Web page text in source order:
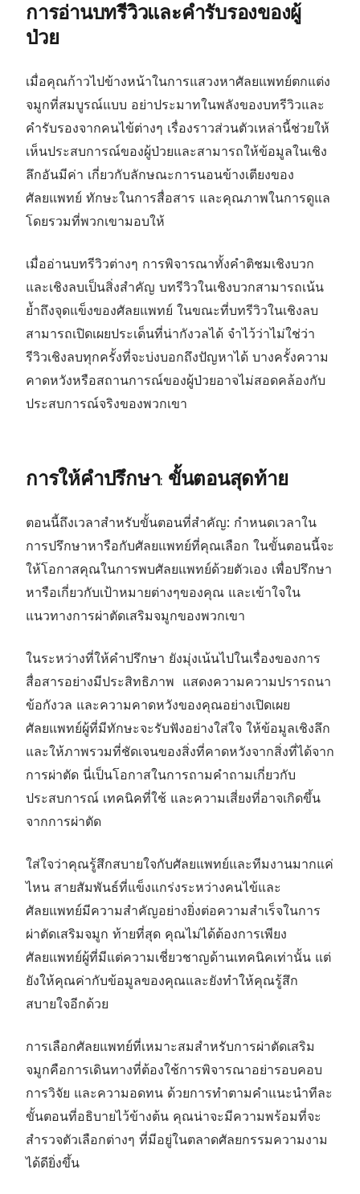
การอ่านบทรีวิวและคำรับรองของผู้
ป่วย
เมื่อคุณก้าวไปข้างหน้าในการแสวงหาศัลยแพทย์ตกแต่ง
จมูกที่สมบูรณ์แบบ อย่าประมาทในพลังของบทรีวิวและ
คำรับรองจากคนไข้ต่างๆ เรื่องราวส่วนตัวเหล่านี้ช่วยให้
เห็นประสบการณ์ของผู้ป่วยและสามารถให้ข้อมูลในเชิง
ลึกอันมีค่า เกี่ยวกับลักษณะการนอนข้างเตียงของ
ศัลยแพทย์ ทักษะในการสื่อสาร และคุณภาพในการดูแล
โดยรวมที่พวกเขามอบให้
เมื่ออ่านบทรีวิวต่างๆ การพิจารณาทั้งคำติชมเชิงบวก
และเชิงลบเป็นสิ่งสำคัญ บทรีวิวในเชิงบวกสามารถเน้น
ย้ำถึงจุดแข็งของศัลยแพทย์ ในขณะที่บทรีวิวในเชิงลบ
สามารถเปิดเผยประเด็นที่น่ากังวลได้ จำไว้ว่าไม่ใช่ว่า
รีวิวเชิงลบทุกครั้งที่จะบ่งบอกถึงปัญหาได้ บางครั้งความ
คาดหวังหรือสถานการณ์ของผู้ป่วยอาจไม่สอดคล้องกับ
ประสบการณ์จริงของพวกเขา
การให้คำปรึกษา: ขั้นตอนสุดท้าย
ตอนนี้ถึงเวลาสำหรับขั้นตอนที่สำคัญ: กำหนดเวลาใน
การปรึกษาหารือกับศัลยแพทย์ที่คุณเลือก ในขั้นตอนนี้จะ
ให้โอกาสคุณในการพบศัลยแพทย์ด้วยตัวเอง เพื่อปรึกษา
หารือเกี่ยวกับเป้าหมายต่างๆของคุณ และเข้าใจใน
แนวทางการผ่าตัดเสริมจมูกของพวกเขา
ในระหว่างที่ให้คำปรึกษา ยังมุ่งเน้นไปในเรื่องของการ
สื่อสารอย่างมีประสิทธิภาพ แสดงความความปรารถนา
ข้อกังวล และความคาดหวังของคุณอย่างเปิดเผย
ศัลยแพทย์ผู้ที่มีทักษะจะรับฟังอย่างใส่ใจ ให้ข้อมูลเชิงลึก
และให้ภาพรวมที่ชัดเจนของสิ่งที่คาดหวังจากสิ่งที่ได้จาก
การผ่าตัด นี่เป็นโอกาสในการถามคำถามเกี่ยวกับ
ประสบการณ์ เทคนิคที่ใช้ และความเสี่ยงที่อาจเกิดขึ้น
จากการผ่าตัด
ใส่ใจว่าคุณรู้สึกสบายใจกับศัลยแพทย์และทีมงานมากแค่
ไหน สายสัมพันธ์ที่แข็งแกร่งระหว่างคนไข้และ
ศัลยแพทย์มีความสำคัญอย่างยิ่งต่อความสำเร็จในการ
ผ่าตัดเสริมจมูก ท้ายที่สุด คุณไม่ได้ต้องการเพียง
ศัลยแพทย์ผู้ที่มีแต่ความเชี่ยวชาญด้านเทคนิคเท่านั้น แต่
ยังให้คุณค่ากับข้อมูลของคุณและยังทำให้คุณรู้สึก
สบายใจอีกด้วย
การเลือกศัลยแพทย์ที่เหมาะสมสำหรับการผ่าตัดเสริม
จมูกคือการเดินทางที่ต้องใช้การพิจารณาอย่ารอบคอบ
การวิจัย และความอดทน ด้วยการทำตามคำแนะนำทีละ
ขั้นตอนที่อธิบายไว้ข้างต้น คุณน่าจะมีความพร้อมที่จะ
สำรวจตัวเลือกต่างๆ ที่มีอยู่ในตลาดศัลยกรรมความงาม
ได้ดียิ่งขึ้น